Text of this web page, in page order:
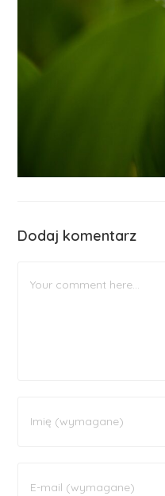
Dodaj komentarz